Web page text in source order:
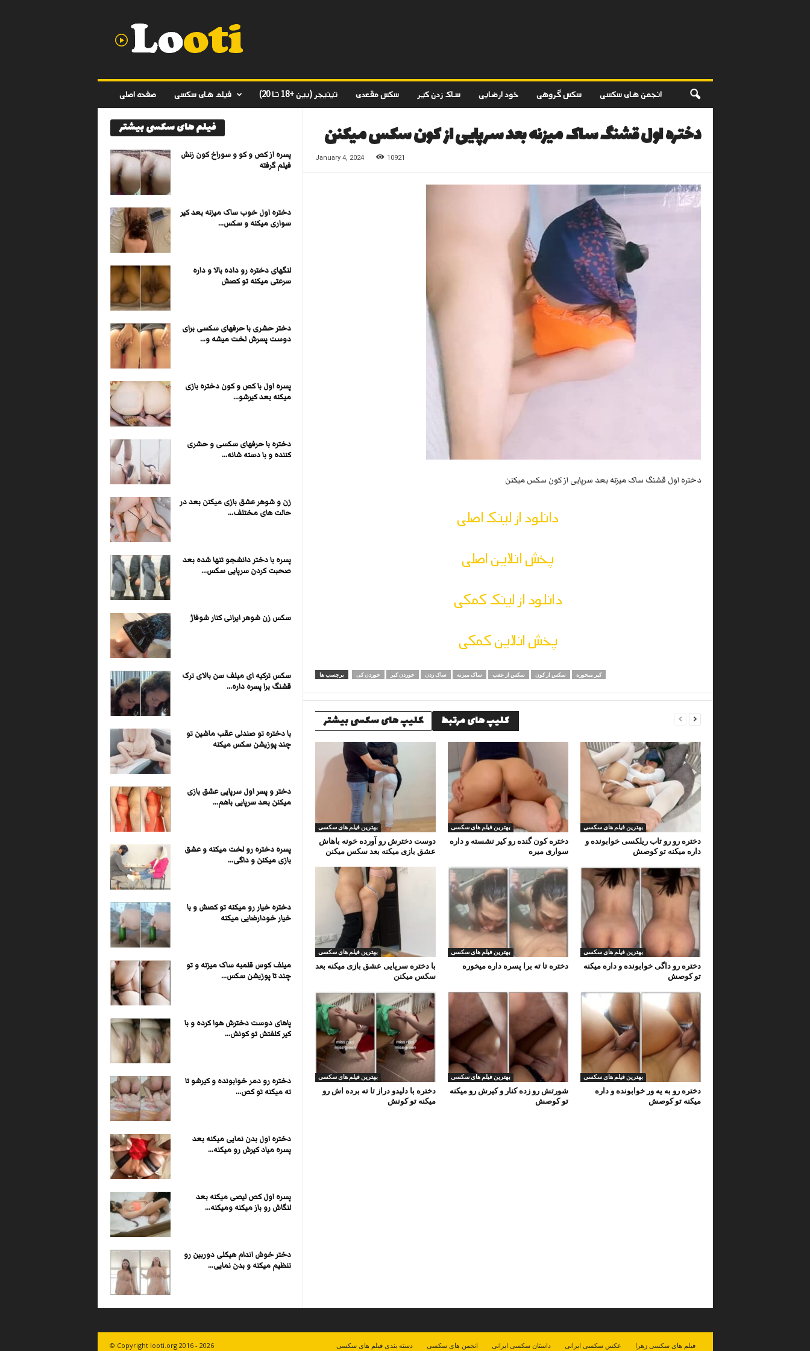
صفحه اصلی فیلم های سکسی تینیجر (بین +18 تا 20) سکس مقعدی ساک زدن کیر خود ارضایی سکس گروهی انجمن های سکسی
دختره اول قشنگ ساک میزنه بعد سرپایی از کون سکس میکنن
January 4, 2024 10921
دختره اول قشنگ ساک میزنه بعد سرپایی از کون سکس میکنن
دانلود از لینک اصلی
پخش انلاین اصلی
دانلود از لینک کمکی
پخش انلاین کمکی
برچسب ها خوردن کی خوردن کیر ساک زدن ساک میزنه سکس از عقب سکس از کون کیر میخوره
کلیپ های مرتبط کلیپ های سکسی بیشتر
بهترین فیلم های سکسی
دوست دخترش رو آورده خونه باهاش
عشق بازی میکنه بعد سکس میکنن
بهترین فیلم های سکسی
دختره کون گنده رو کیر نشسته و داره
سواری میره
بهترین فیلم های سکسی
دختره رو رو تاب ریلکسی خوابونده و
داره میکنه تو کوصش
بهترین فیلم های سکسی
با دختره سرپایی عشق بازی میکنه بعد
سکس میکنن
بهترین فیلم های سکسی
دختره تا ته برا پسره داره میخوره
بهترین فیلم های سکسی
دختره رو داگی خوابونده و داره میکنه
تو کوصش
بهترین فیلم های سکسی
دختره با دلیدو دراز تا ته برده اش رو
میکنه تو کونش
بهترین فیلم های سکسی
شورتش رو زده کنار و کیرش رو میکنه
تو کوصش
بهترین فیلم های سکسی
دختره رو به یه ور خوابونده و داره
میکنه تو کوصش
فیلم های سکسی بیشتر
پسره از کص و کو و سوراخ کون زنش
فیلم گرفته
دختره اول خوب ساک میزنه بعد کیر
سواری میکنه و سکس...
لنگهای دختره رو داده بالا و داره
سرعتی میکنه تو کصش
دختر حشری با حرفهای سکسی برای
دوست پسرش لخت میشه و...
پسره اول با کص و کون دختره بازی
میکنه بعد کیرشو...
دختره با حرفهای سکسی و حشری
کننده و با دسته شانه...
زن و شوهر عشق بازی میکنن بعد در
حالت های مختلف...
پسره با دختر دانشجو تنها شده بعد
صحبت کردن سرپایی سکس...
سکس زن شوهر ایرانی کنار شوفاژ
سکس ترکیه ای میلف سن بالای ترک
قشنگ برا پسره داره...
با دختره تو صندلی عقب ماشین تو
چند پوزیشن سکس میکنه
دختر و پسر اول سرپایی عشق بازی
میکنن بعد سرپایی باهم...
پسره دختره رو لخت میکنه و عشق
بازی میکنن و داگی...
دختره خیار رو میکنه تو کصش و با
خیار خودارضایی میکنه
میلف کوس قلمبه ساک میزنه و تو
چند تا پوزیشن سکس...
پاهای دوست دخترش هوا کرده و با
کیر کلفتش تو کونش...
دختره رو دمر خوابونده و کیرشو تا
ته میکنه تو کص...
دختره اول بدن نمایی میکنه بعد
پسره میاد کیرش رو میکنه...
پسره اول کص لیصی میکنه بعد
لنگاش رو باز میکنه ومیکنه...
دختر خوش اندام هیکلی دوربین رو
تنظیم میکنه و بدن نمایی...
دسته بندی فیلم های سکسی انجمن های سکسی داستان سکسی ایرانی عکس سکسی ایرانی فیلم های سکسی زهرا © Copyright looti.org 2016 - 2026